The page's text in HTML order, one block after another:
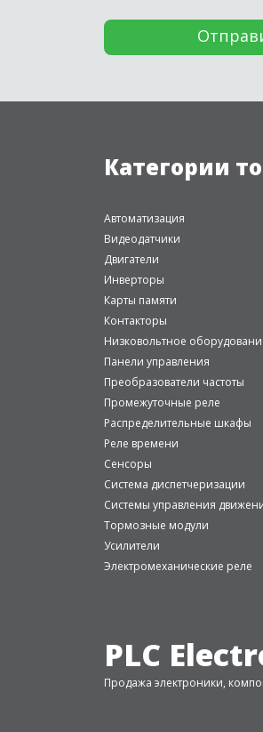
Категории
Автоматизация
Видеодатчики
Двигатели
Инверторы
Карты памяти
Контакторы
Низковольтное
Панели управления
Преобразователи частоты
Промежуточные реле
Распределительные шкафы
Реле времени
Сенсоры
Система диспетчеризации
Системы управления
Тормозные модули
Усилители
Электромеханические реле
PLC
Продажа электроники,